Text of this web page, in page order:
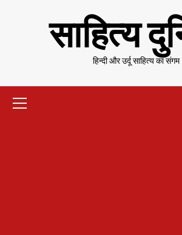
साहित्य
हिन्दी और उर्दू साहित्य का संगम
Menu